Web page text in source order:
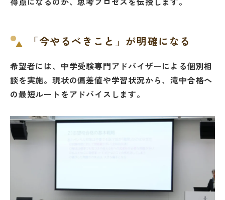
「今やるべきこと」が明確になる
希望者には、中学受験専門アドバイザーによる個別相
談を実施。現状の偏差値や学習状況から、滝中合格へ
の最短ルートをアドバイスします。